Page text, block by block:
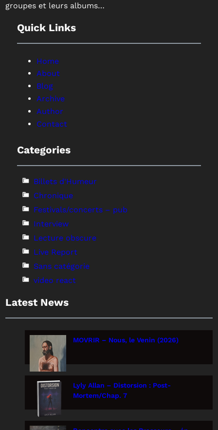
groupes et leurs albums…
Quick Links
Home
About
Blog
Archive
Author
Contact
Categories
Billets d'Humeur
Chronique
Festivals/concerts – pub
Interview
Lecture obscure
Live Report
Sans catégorie
video react
Latest News
MOVRIR – Nous, le Venin (2026)
Lyly Allan – Distorsion : Post-
Mortem/Chap. 7